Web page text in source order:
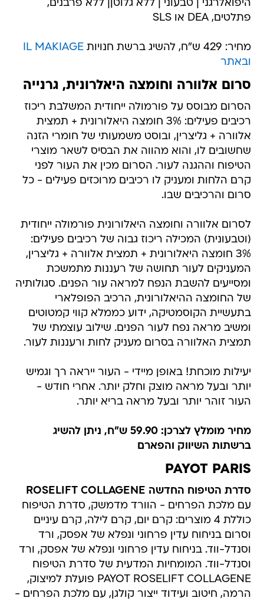
היפואלרגני | טבעוני | ללא גלוטן| ללא פרבנים,
פתלטים, DEA או SLS
מחיר: 429 ש"ח, להשיג ברשת חנויות
IL MAKIAGE
ובאתר
סרום אלוורה וחומצה היאלרונית, גרנייה
הסרום מבוסס על פורמולה ייחודית המשלבת ריכוז
רכיבים פעילים: 3% חומצה היאלורונית + תמצית
אלוורה + גליצרין, ובוסט משמעותי של חומרי הזנה
שחשובים לו, והוא מהווה את הבסיס לשאר מוצרי
הטיפוח וההגנה לעור. הסרום מכין את העור לפני
קרם הלחות ומעניק לו רכיבים מרוכזים פעילים - כל
סרום והרכיבים שבו.
לסרום אלוורה וחומצה היאלורונית פורמולה ייחודית
(וטבעונית) המכילה ריכוז גבוה של רכיבים פעילים:
3% חומצה היאלורונית + תמצית אלוורה + גליצרין,
המעניקים לעור תחושה של רעננות מתמשכת
ומסייעים להשבת הנפח למראה עור הפנים. סגולותיה
של החומצה ההיאלורונית, הרכיב הפופלארי
בתעשיית הקוסמטיקה, ידוע כממלא קווי קמטוטים
ומשיב מראה נפח לעור הפנים. שילוב עוצמתי של
תמצית האלוורה בסרום מעניק לחות ורעננות לעור.
יעילות מוכחת! באופן מיידי - העור ייראה רך וגמיש
יותר ובעל מראה מוצק וחלק יותר. אחרי חודש -
העור זוהר יותר ובעל מראה בריא יותר.
מחיר מומלץ לצרכן: 59.90 ש"ח, ניתן להשיג
ברשתות השיווק והפארם
PAYOT PARIS
סדרת הטיפוח החדשה ROSELIFT COLLAGENE
עם מלכת הפרחים - הוורד מדמשק, סדרת הטיפוח
כוללת 4 מוצרים: קרם יום, קרם לילה, קרם עיניים
וסרום בניחוח עדין פרחוני ונפלא של אפסק, ורד
וסנדל-ווד. בניחוח עדין פרחוני ונפלא של אפסק, ורד
וסנדל-ווד. המומחיות המדעית של סדרת הטיפוח
PAYOT ROSELIFT COLLAGENE פועלת למיצוק,
הרמה, חיטוב ועידוד ייצור קולגן, עם מלכת הפרחים -